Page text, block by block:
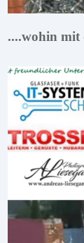
....wohin mit